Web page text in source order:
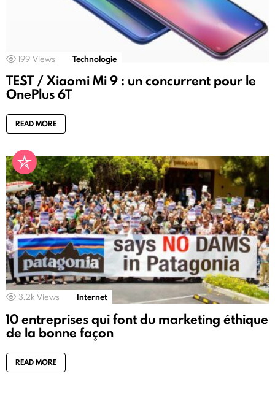
199 Views Technologie
TEST / Xiaomi Mi 9 : un concurrent pour le
OnePlus 6T
READ MORE
3.2k Views Internet
10 entreprises qui font du marketing éthique
de la bonne façon
READ MORE